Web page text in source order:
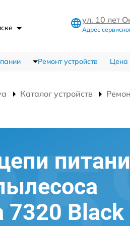
ул. 10 лет
Адрес
Ремонт устройств Цена
Каталог устройств
7320 Black